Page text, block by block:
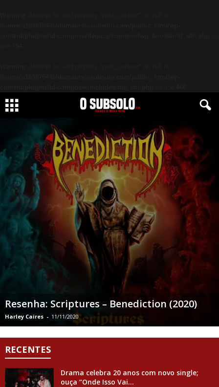
Resenha: Scriptures – Benediction (2020)
Harley Caires - 11/11/2020
RECENTES
Drama celebra 20 anos com novo single;
ouça “Onde Isso Vai...